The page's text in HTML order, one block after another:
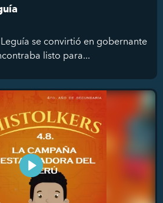
se convirtió en gobernante
listo para...